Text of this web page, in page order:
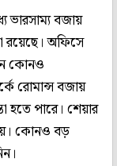
বজায়
রয়েছে। অফিসে
কোনও
রোমান্স বজায়
হতে পারে। শেয়ার
কোনও বড়